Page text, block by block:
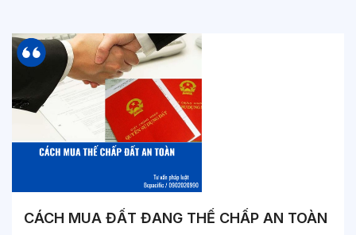
CÁCH MUA ĐẤT ĐANG THẾ CHẤP AN TOÀN